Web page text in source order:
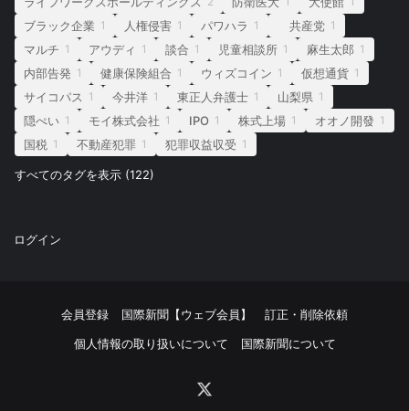
ブラック企業 1 人権侵害 1 パワハラ 1 共産党 1
マルチ 1 アウディ 1 談合 1 児童相談所 1 麻生太郎 1
内部告発 1 健康保険組合 1 ウィズコイン 1 仮想通貨 1
サイコパス 1 今井洋 1 東正人弁護士 1 山梨県 1
隠ぺい 1 モイ株式会社 1 IPO 1 株式上場 1 オオノ開發 1
国税 1 不動産犯罪 1 犯罪収益収受 1
すべてのタグを表示 (122)
ログイン
会員登録 国際新聞【ウェブ会員】
訂正・削除依頼
個人情報の取り扱いについて
国際新聞について